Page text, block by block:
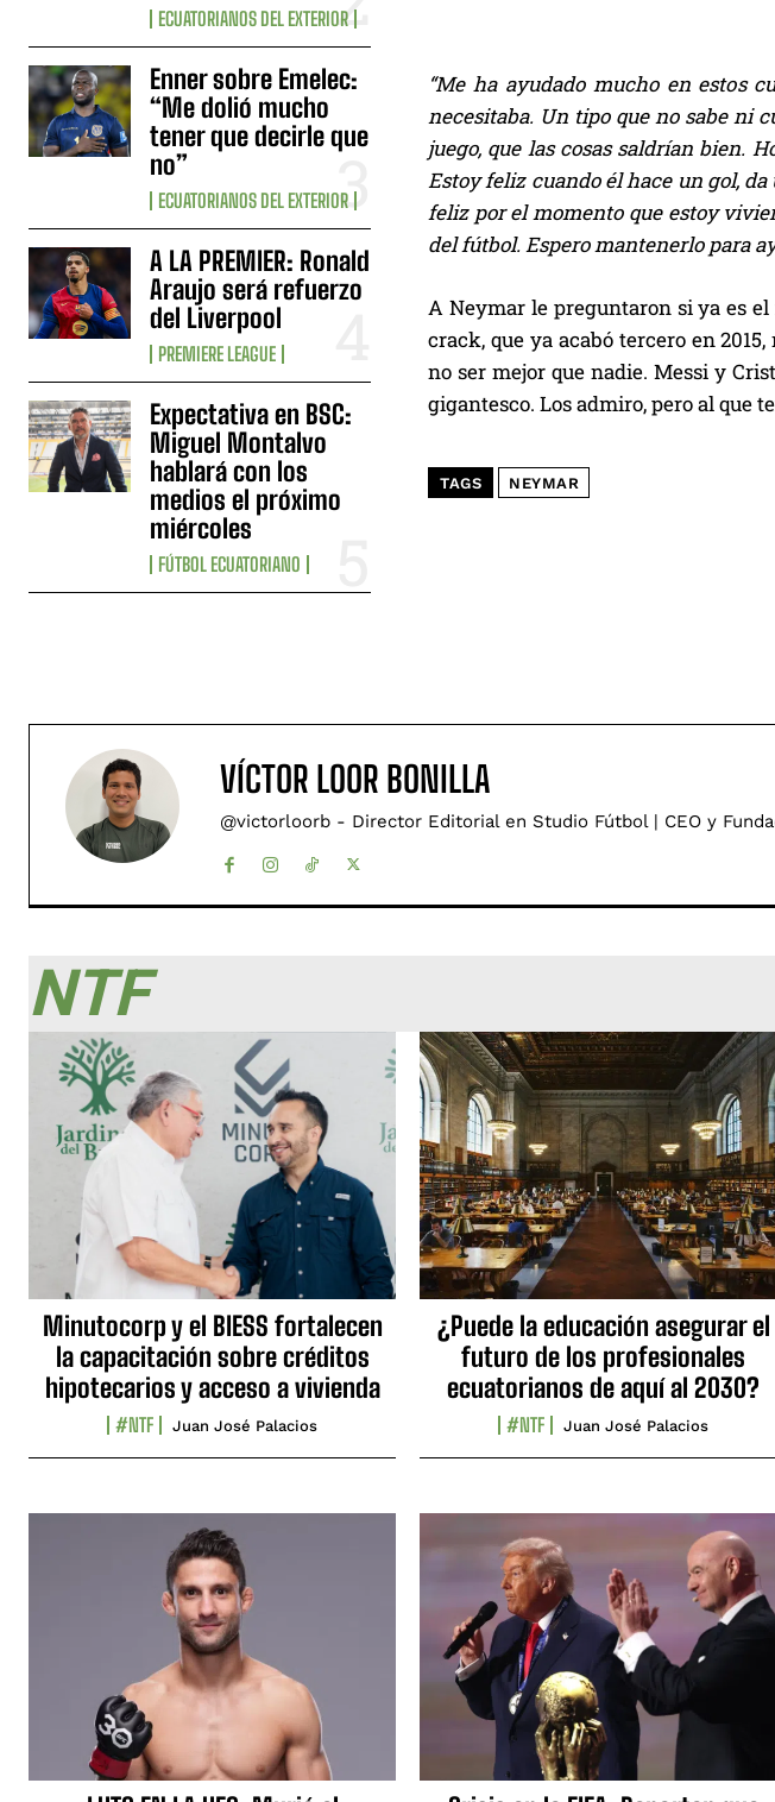
ECUATORIANOS DEL EXTERIOR
Enner sobre Emelec:
“Me dolió mucho
tener que decirle que
no”
ECUATORIANOS DEL EXTERIOR
A LA PREMIER: Ronald
Araujo será refuerzo
del Liverpool
PREMIERE LEAGUE
Expectativa en BSC:
Miguel Montalvo
hablará con los
medios el próximo
miércoles
FÚTBOL ECUATORIANO
“Me ha ayudado mucho en estos
necesitaba. Un tipo que no sabe ni
juego, que las cosas saldrían bien.
Estoy feliz cuando él hace un gol,
feliz por el momento que estoy
del fútbol. Espero mantenerlo para
A Neymar le preguntaron si ya es
crack, que ya acabó tercero en
no ser mejor que nadie. Messi y
gigantesco. Los admiro, pero al que
TAGS NEYMAR
VÍCTOR LOOR BONILLA
@victorloorb - Director Editorial en Studio Fútbol | CEO y
NTF
Minutocorp y el BIESS fortalecen
la capacitación sobre créditos
hipotecarios y acceso a vivienda
#NTF Juan José Palacios
¿Puede la educación asegurar el
futuro de los profesionales
ecuatorianos de aquí al 2030?
#NTF Juan José Palacios